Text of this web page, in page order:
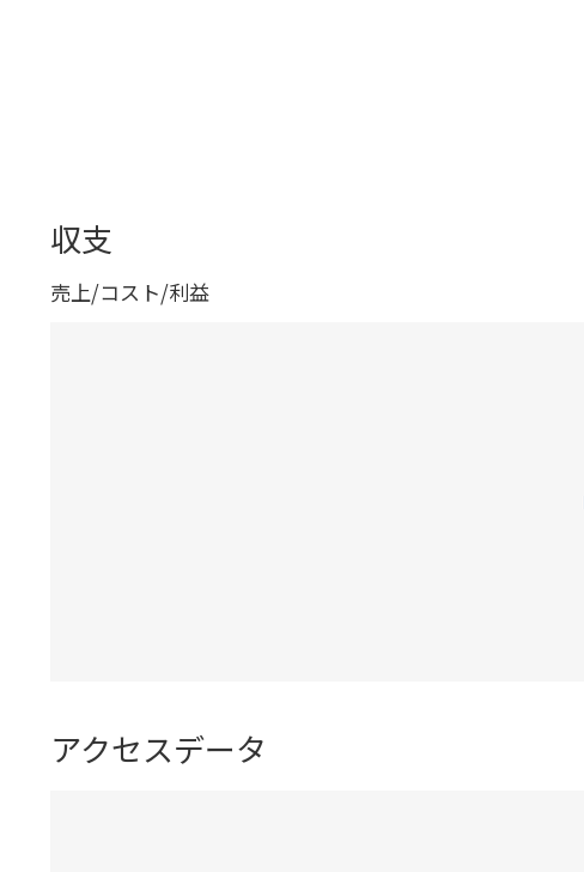
収支
売上/コスト/利益
アクセスデータ